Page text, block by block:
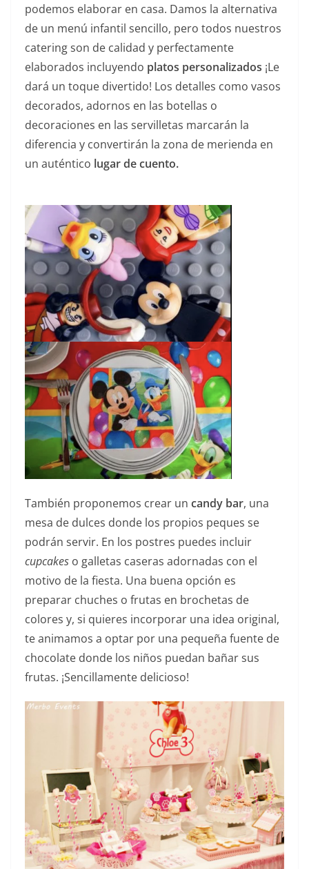
podemos elaborar en casa. Damos la alternativa
de un menú infantil sencillo, pero todos nuestros
catering son de calidad y perfectamente
elaborados incluyendo platos personalizados ¡Le
dará un toque divertido! Los detalles como vasos
decorados, adornos en las botellas o
decoraciones en las servilletas marcarán la
diferencia y convertirán la zona de merienda en
un auténtico lugar de cuento.
También proponemos crear un candy bar, una
mesa de dulces donde los propios peques se
podrán servir. En los postres puedes incluir
cupcakes o galletas caseras adornadas con el
motivo de la fiesta. Una buena opción es
preparar chuches o frutas en brochetas de
colores y, si quieres incorporar una idea original,
te animamos a optar por una pequeña fuente de
chocolate donde los niños puedan bañar sus
frutas. ¡Sencillamente delicioso!